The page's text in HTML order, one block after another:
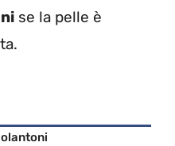
se la pelle è